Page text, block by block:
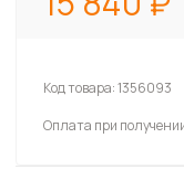
Код товара:1356093
Оплата при